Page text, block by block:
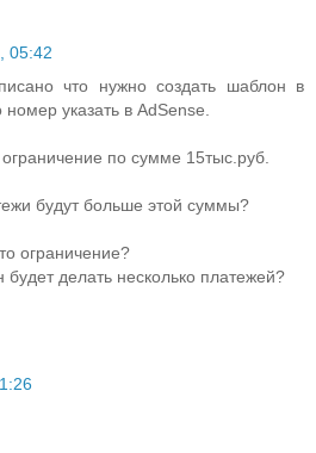
05:42
что нужно создать шаблон в
указать в AdSense.
по сумме 15тыс.руб.
будут больше этой суммы?
ограничение?
делать несколько платежей?